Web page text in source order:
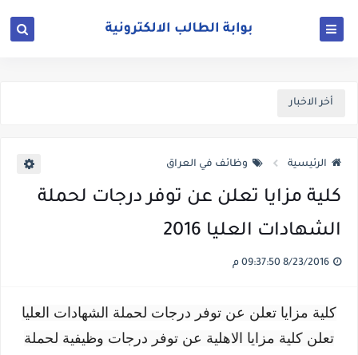
أخر الاخبار
الرئيسية وظائف في العراق
كلية مزايا تعلن عن توفر درجات لحملة
الشهادات العليا 2016
كلية مزايا تعلن عن توفر درجات لحملة الشهادات العليا
تعلن كلية مزايا الاهلية عن توفر درجات وظيفية لحملة